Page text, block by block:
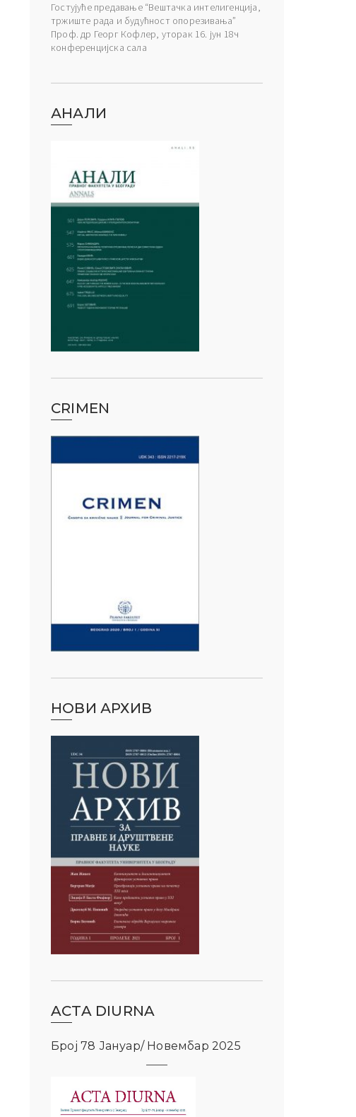
Гостујуће предавање “Вештачка интелигенција,
тржиште рада и будућност опорезивања”
Проф. др Георг Кофлер, уторак 16. јун 18ч
конференцијска сала
АНАЛИ
CRIMEN
НОВИ АРХИВ
ACTA DIURNA
Број 78 Јануар/ Новембар 2025